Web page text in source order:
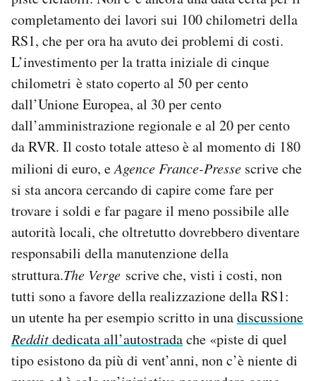
completamento dei lavori sui 100 chilometri della
RS1, che per ora ha avuto dei problemi di costi.
L’investimento per la tratta iniziale di cinque
chilometri è stato coperto al 50 per cento
dall’Unione Europea, al 30 per cento
dall’amministrazione regionale e al 20 per cento
da RVR. Il costo totale atteso è al momento di 180
milioni di euro, eAgence France-Presse scrive che
si sta ancora cercando di capire come fare per
trovare i soldi e far pagare il meno possibile alle
autorità locali, che oltretutto dovrebbero diventare
responsabili della manutenzione della
struttura.The Verge scrive che, visti i costi, non
tutti sono a favore della realizzazione della RS1:
un utente ha per esempio scritto in unadiscussione
Redditdedicata all’autostradache «piste di quel
tipo esistono da più di vent’anni, non c’è niente di